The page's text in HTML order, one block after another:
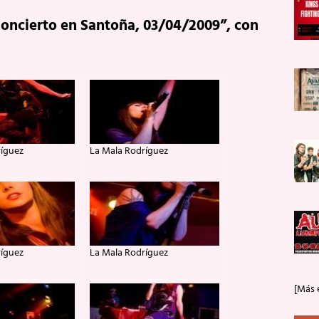
en Santoña, 03/04/2009”, con
La Mala Rodríguez
La Mala Rodríguez
[Más